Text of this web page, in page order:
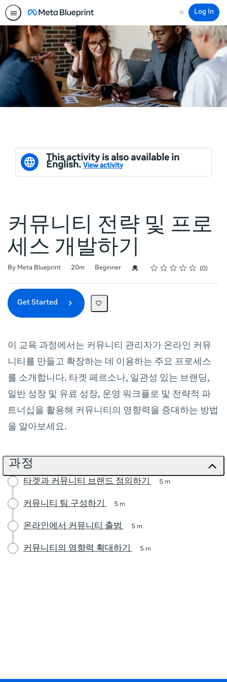
Search
Log In
This activity is also available in
English. View activity
커뮤니티 전략 및 프로
세스 개발하기
By Meta Blueprint
Duration 20m
Difficulty Beginner Credential For Completion
Rating
1 star
2 stars
3 stars
4 stars
5 stars
Average rating: 0 0
No reviews
Get Started
이 교육 과정에서는 커뮤니티 관리자가 온라인 커뮤
니티를 만들고 확장하는 데 이용하는 주요 프로세스
를 소개합니다. 타겟 페르소나, 일관성 있는 브랜딩,
일반 성장 및 유료 성장, 운영 워크플로 및 전략적 파
트너십을 활용해 커뮤니티의 영향력을 증대하는 방법
을 알아보세요.
과정
타겟과 커뮤니티 브랜드 정의하기 5 m
커뮤니티 팀 구성하기 5 m
온라인에서 커뮤니티 출범 5 m
커뮤니티의 영향력 확대하기 5 m